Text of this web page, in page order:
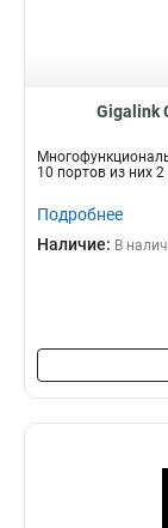
Gigalink
10 портов из них
Подробнее
Наличие: В